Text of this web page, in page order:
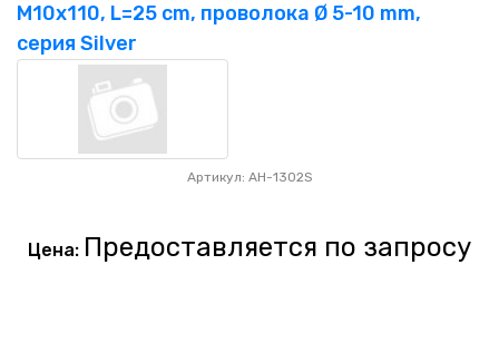
M10x110, L=25 cm, проволока Ø 5-10 mm,
серия Silver
Артикул: AH-1302S
Цена: Предоставляется по запросу